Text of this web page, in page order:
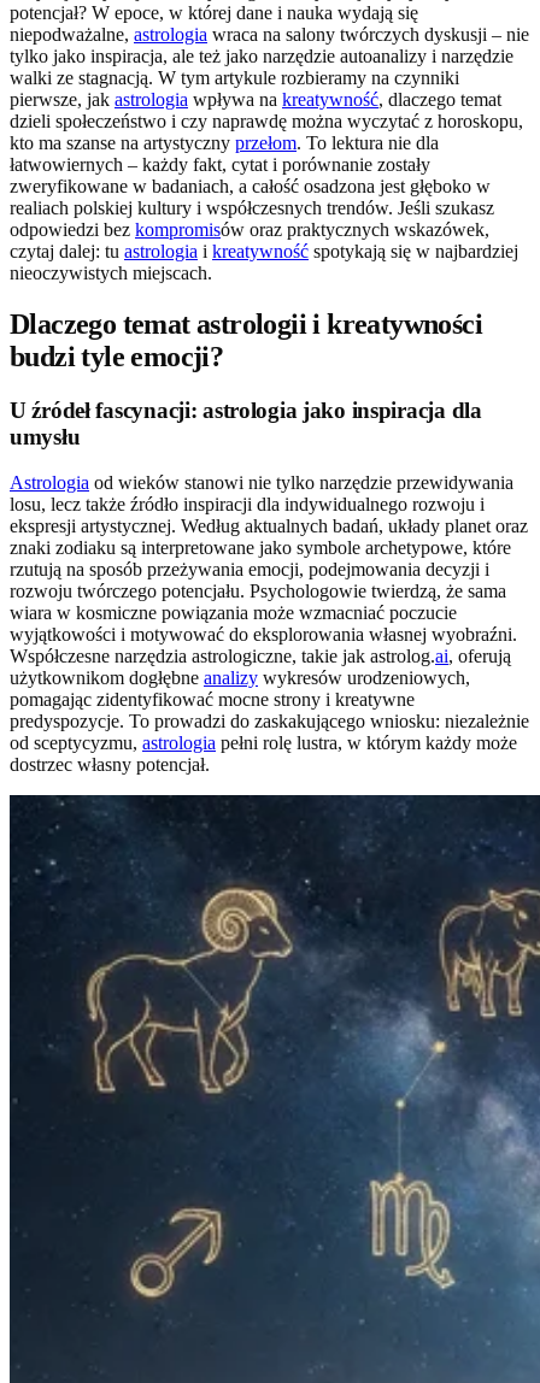
potencjał? W epoce, w której dane i nauka wydają się
niepodważalne, astrologia wraca na salony twórczych dyskusji – nie
tylko jako inspiracja, ale też jako narzędzie autoanalizy i narzędzie
walki ze stagnacją. W tym artykule rozbieramy na czynniki
pierwsze, jak astrologia wpływa na kreatywność, dlaczego temat
dzieli społeczeństwo i czy naprawdę można wyczytać z horoskopu,
kto ma szanse na artystyczny przełom. To lektura nie dla
łatwowiernych – każdy fakt, cytat i porównanie zostały
zweryfikowane w badaniach, a całość osadzona jest głęboko w
realiach polskiej kultury i współczesnych trendów. Jeśli szukasz
odpowiedzi bez kompromisów oraz praktycznych wskazówek,
czytaj dalej: tu astrologia i kreatywność spotykają się w najbardziej
nieoczywistych miejscach.
Dlaczego temat astrologii i kreatywności
budzi tyle emocji?
U źródeł fascynacji: astrologia jako inspiracja dla
umysłu
Astrologia od wieków stanowi nie tylko narzędzie przewidywania
losu, lecz także źródło inspiracji dla indywidualnego rozwoju i
ekspresji artystycznej. Według aktualnych badań, układy planet oraz
znaki zodiaku są interpretowane jako symbole archetypowe, które
rzutują na sposób przeżywania emocji, podejmowania decyzji i
rozwoju twórczego potencjału. Psychologowie twierdzą, że sama
wiara w kosmiczne powiązania może wzmacniać poczucie
wyjątkowości i motywować do eksplorowania własnej wyobraźni.
Współczesne narzędzia astrologiczne, takie jak astrolog.ai, oferują
użytkownikom dogłębne analizy wykresów urodzeniowych,
pomagając zidentyfikować mocne strony i kreatywne
predyspozycje. To prowadzi do zaskakującego wniosku: niezależnie
od sceptycyzmu, astrologia pełni rolę lustra, w którym każdy może
dostrzec własny potencjał.